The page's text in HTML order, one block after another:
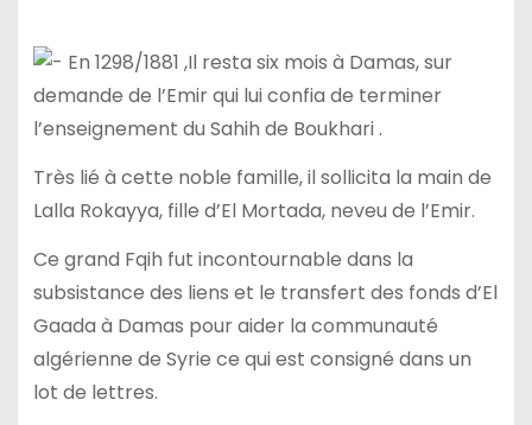
En 1298/1881 ,Il resta six mois à Damas, sur
demande de l’Emir qui lui confia de terminer
l’enseignement du Sahih de Boukhari .
Très lié à cette noble famille, il sollicita la main de
Lalla Rokayya, fille d’El Mortada, neveu de l’Emir.
Ce grand Fqih fut incontournable dans la
subsistance des liens et le transfert des fonds d’El
Gaada à Damas pour aider la communauté
algérienne de Syrie ce qui est consigné dans un
lot de lettres.